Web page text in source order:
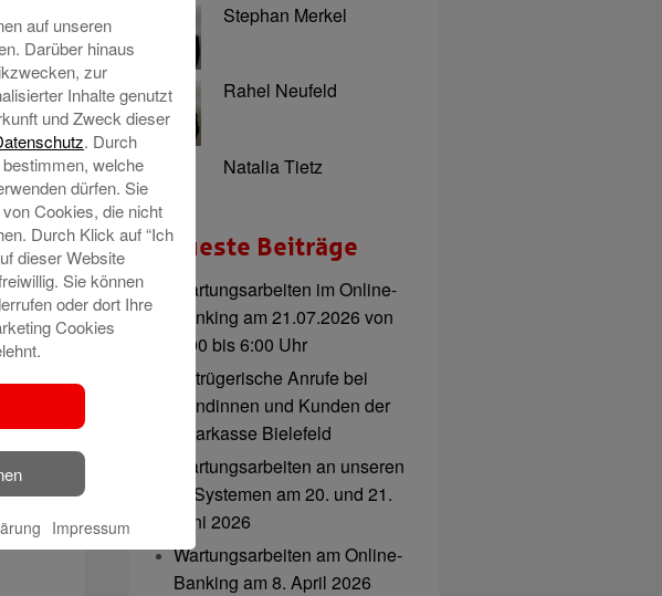
mit*
Stephan Merkel
Rahel Neufeld
Natalia Tietz
Neueste Beiträge
Wartungsarbeiten im Online-
Banking am 21.07.2026 von
3:00 bis 6:00 Uhr
Betrügerische Anrufe bei
Kundinnen und Kunden der
Sparkasse Bielefeld
Wartungsarbeiten an unseren
IT-Systemen am 20. und 21.
Juni 2026
Wartungsarbeiten am Online-
Banking am 8. April 2026
auf unseren
Darüber hinaus
zur
Inhalte genutzt
und Zweck dieser
. Durch
welche
dürfen. Sie
Cookies, die nicht
Durch Klick auf “Ich
dieser Website
Sie können
oder dort Ihre
Cookies
Impressum